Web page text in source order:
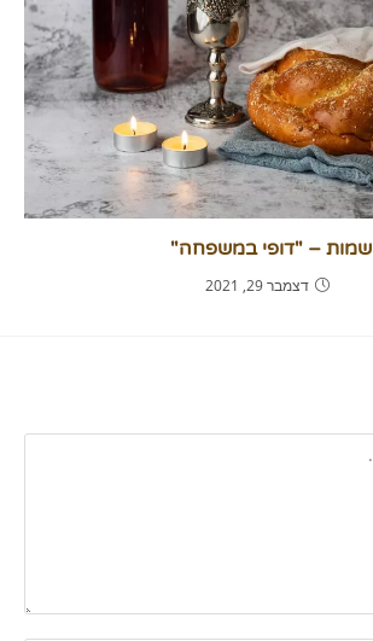
שמות – "דופי במשפחה"
דצמבר 29, 2021